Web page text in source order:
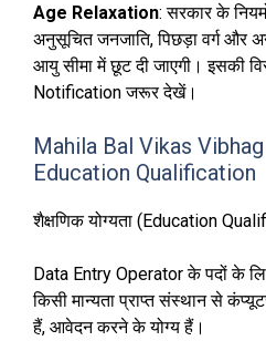
Age Relaxation: सरकार के
अनुसूचित जनजाति, पिछड़ा वर्ग और
आयु सीमा में छूट दी जाएगी। इसकी
Notification जरूर देखें।
Mahila Bal Vikas
Education Qualification
शैक्षणिक योग्यता (Education
Data Entry Operator के पदों के
किसी मान्यता प्राप्त संस्थान से
हैं, आवेदन करने के योग्य हैं।